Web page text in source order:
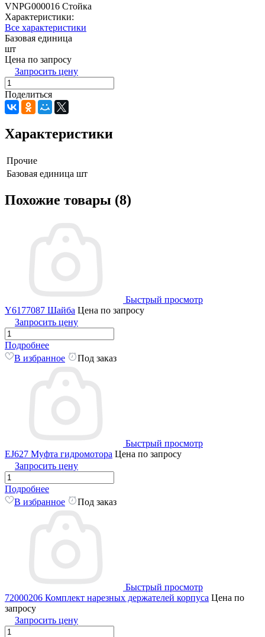
VNPG000016 Стойка
Характеристики:
Все характеристики
Базовая единица
шт
Цена по запросу
Запросить цену
Поделиться
Характеристики
Прочие
Базовая единица шт
Похожие товары (8)
Быстрый просмотр
Y6177087 Шайба Цена по запросу
Запросить цену
Подробнее
В избранное
Под заказ
Быстрый просмотр
EJ627 Муфта гидромотора Цена по запросу
Запросить цену
Подробнее
В избранное
Под заказ
Быстрый просмотр
72000206 Комплект нарезных держателей корпуса Цена по
запросу
Запросить цену